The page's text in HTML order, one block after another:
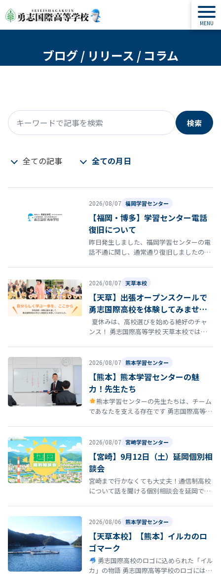
ブログ / リリース / コラム
キーワードで記事を検索
検索
全ての記事 全ての月日
2026/08/07 福岡学習センター
【福岡・博多】学習センター電話
復旧について
昨日発生しました、福岡学習センターの電
話不通に関し、通常通り復旧しましたので
2026/08/07 天草本校
【天草】出張オープンスクールで
勇志国際高校を体験してみません
か？
夏休みは、高校選びを始める絶好のチャ
ンス！ 勇志国際高等学校 天草本校では、8
2026/08/07 熊本学習センター
【熊本】熊本学習センターの魅
力！先生たち
熊本学習センターの先生たちは、チーム
であなたを支える存在です 勇志国際高等学
2026/08/07 宮崎学習センター
【宮崎】9月12日（土）延岡個別相
談会
宮崎まで行かなくても大丈夫！通信制高校
について話を聞ける個別相談会を延岡で開
2026/08/06 熊本学習センター
【天草本校】【熊本】イルカのロ
ゴマーク
勇志国際高校のロゴに込められた「イル
カ」の物語 勇志国際高等学校のロゴには、